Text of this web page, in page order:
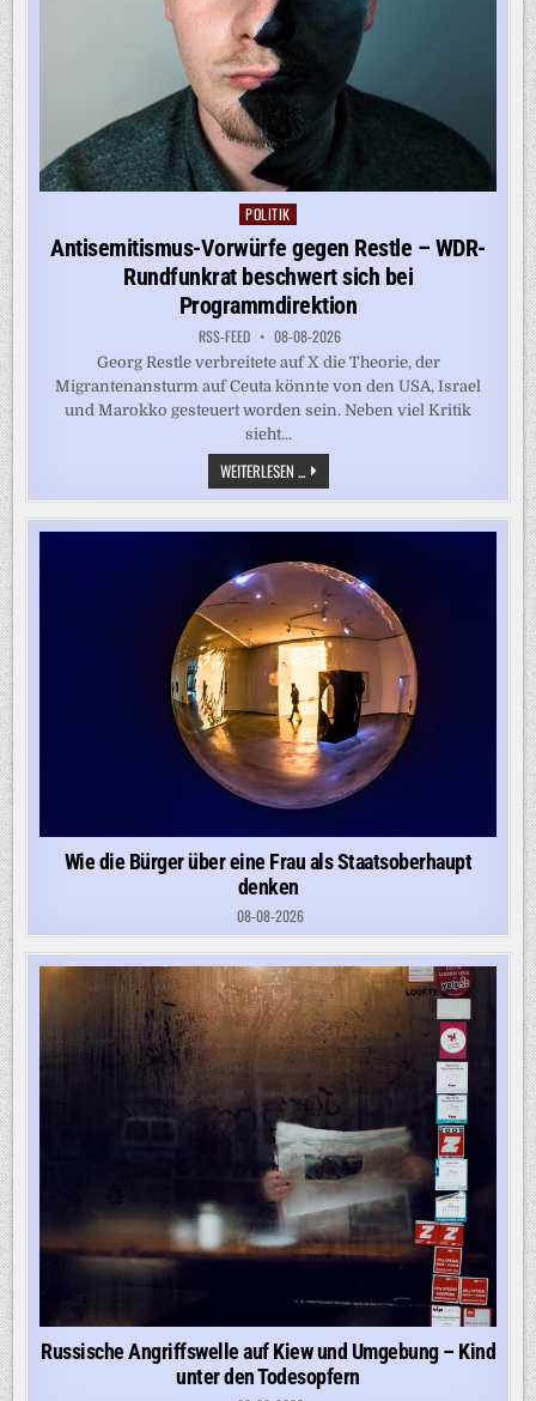
Posted
in
POLITIK
Antisemitismus-Vorwürfe gegen Restle – WDR-
Rundfunkrat beschwert sich bei
Programmdirektion
RSS-FEED 08-08-2026
Georg Restle verbreitete auf X die Theorie, der
Migrantenansturm auf Ceuta könnte von den USA, Israel
und Marokko gesteuert worden sein. Neben viel Kritik
sieht...
WEITERLESEN ... ANTISEMITISMUS-
VORWÜRFE
GEGEN
RESTLE
–
RUNDFUNKRAT
BESCHWERT
SICH
BEI
PROGRAMMDIREKTION
Wie die Bürger über eine Frau als Staatsoberhaupt
denken
08-08-2026
Russische Angriffswelle auf Kiew und Umgebung – Kind
unter den Todesopfern